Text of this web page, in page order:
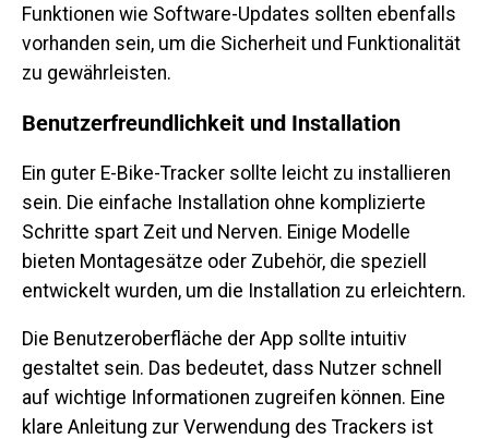
Funktionen wie Software-Updates sollten ebenfalls
vorhanden sein, um die Sicherheit und Funktionalität
zu gewährleisten.
Benutzerfreundlichkeit und Installation
Ein guter E-Bike-Tracker sollte leicht zu installieren
sein. Die einfache Installation ohne komplizierte
Schritte spart Zeit und Nerven. Einige Modelle
bieten Montagesätze oder Zubehör, die speziell
entwickelt wurden, um die Installation zu erleichtern.
Die Benutzeroberfläche der App sollte intuitiv
gestaltet sein. Das bedeutet, dass Nutzer schnell
auf wichtige Informationen zugreifen können. Eine
klare Anleitung zur Verwendung des Trackers ist